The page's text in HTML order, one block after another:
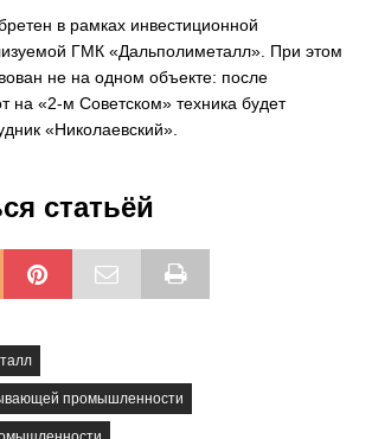
в рамках инвестиционной
ГМК «Дальполиметалл». При этом
не на одном объекте: после
на «2-м Советском» техника будет
«Николаевский».
статьёй
промышленности